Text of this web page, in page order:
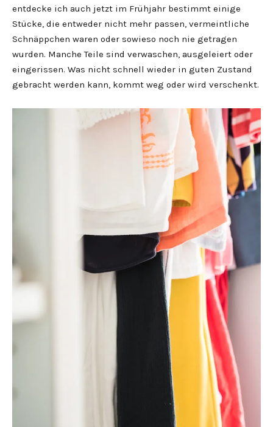
entdecke ich auch jetzt im Frühjahr bestimmt einige
Stücke, die entweder nicht mehr passen, vermeintliche
Schnäppchen waren oder sowieso noch nie getragen
wurden. Manche Teile sind verwaschen, ausgeleiert oder
eingerissen. Was nicht schnell wieder in guten Zustand
gebracht werden kann, kommt weg oder wird verschenkt.